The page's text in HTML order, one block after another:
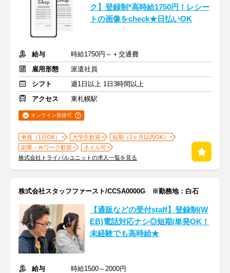
ク】登録制*高時給1750円！レシー
トの画像をcheck★日払いOK
給与
時給1750円～＋交通費
雇用形態
派遣社員
シフト
週1日以上 1日3時間以上
アクセス
東札幌駅
オンライン面接可
単発（1日OK） 大学生歓迎
短期（1ヶ月以内OK）
副業・Ｗワーク歓迎
ネイル可
株式会社トライバルユニットの求人一覧を見る
株式会社スタッフファースト/CCSA0000G ※勤務地：白石
【通販などの受付staff】登録制(W
EB)電話対応ナシ◎短期/単発OK！
未経験でも高時給★
給与
時給1500～2000円